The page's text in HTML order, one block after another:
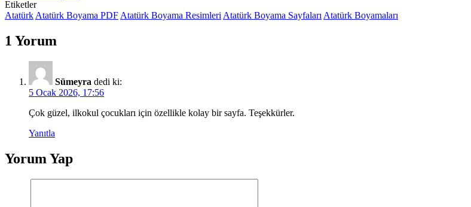
Etiketler
Atatürk Atatürk Boyama PDF Atatürk Boyama Resimleri Atatürk Boyama Sayfaları Atatürk Boyamaları
1 Yorum
Sümeyra dedi ki:
5 Ocak 2026, 17:56
Çok güzel, ilkokul çocukları için özellikle kolay bir sayfa. Teşekkürler.
Yanıtla
Yorum Yap